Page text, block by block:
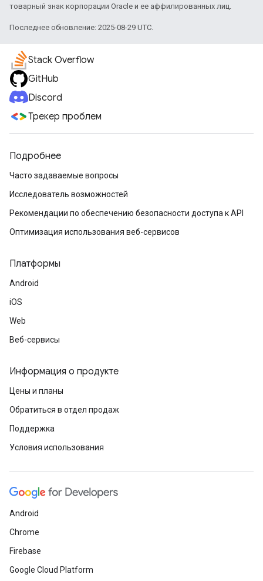
товарный знак корпорации Oracle и ее аффилированных лиц.
Последнее обновление: 2025-08-29 UTC.
Stack Overflow
GitHub
Discord
Трекер проблем
Подробнее
Часто задаваемые вопросы
Исследователь возможностей
Рекомендации по обеспечению безопасности доступа к API
Оптимизация использования веб-сервисов
Платформы
Android
iOS
Web
Веб-сервисы
Информация о продукте
Цены и планы
Обратиться в отдел продаж
Поддержка
Условия использования
Android
Chrome
Firebase
Google Cloud Platform